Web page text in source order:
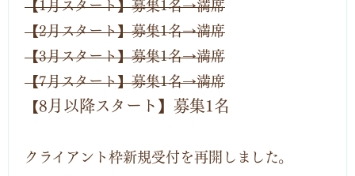
【1月スタート】募集1名→満席
【2月スタート】募集1名→満席
【3月スタート】募集1名→満席
【7月スタート】募集1名→満席
【8月以降スタート】募集1名
クライアント枠新規受付を再開しました。